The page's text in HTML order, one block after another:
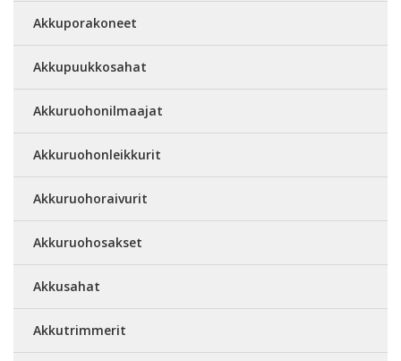
Akkuporakoneet
Akkupuukkosahat
Akkuruohonilmaajat
Akkuruohonleikkurit
Akkuruohoraivurit
Akkuruohosakset
Akkusahat
Akkutrimmerit